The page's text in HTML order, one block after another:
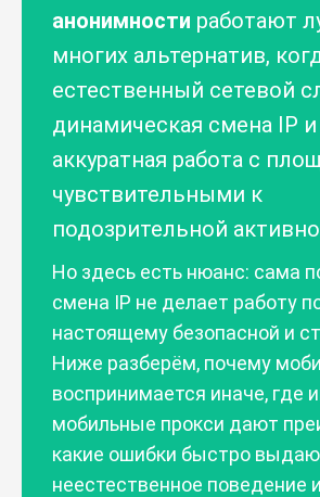
анонимности работают
многих альтернатив,
естественный сетевой
динамическая смена IP и
аккуратная работа с
чувствительными к
подозрительной
Но здесь есть нюанс: сама
смена IP не делает работу
настоящему безопасной и
Ниже разберём, почему
воспринимается иначе, где
мобильные прокси дают
какие ошибки быстро
неестественное поведение